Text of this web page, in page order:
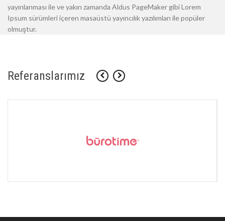
yayınlanması ile ve yakın zamanda Aldus PageMaker gibi Lorem
Ipsum sürümleri içeren masaüstü yayıncılık yazılımları ile popüler
olmuştur.
Referanslarımız